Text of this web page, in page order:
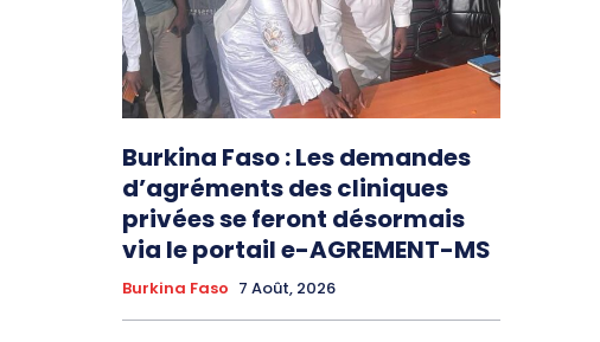
Burkina Faso : Les demandes
d’agréments des cliniques
privées se feront désormais
via le portail e-AGREMENT-MS
Burkina Faso 7 Août, 2026